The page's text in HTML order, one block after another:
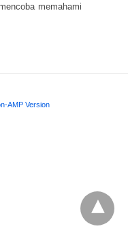
memahami
AMP Version